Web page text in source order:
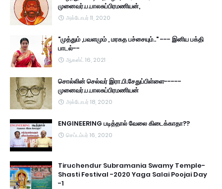
முனைவர்.ப.பாலசுப்பிரமணியன்,
அக்டோபர் 11, 2020
"முத்தும் ,பவளமும் , மரகத பச்சையும்.." --- இனிய பக்தி
பாடல்--
ஆகஸ்ட் 16, 2021
சொல்லின் செல்வர் இரா.பி.சேதுப்பிள்ளை-----
முனைவர்.ப.பாலசுப்பிரமணியன்
அக்டோபர் 18, 2020
ENGINEERING படித்தால் வேலை கிடைக்காதா??
செப்டம்பர் 16, 2020
Tiruchendur Subramania Swamy Temple-
Shasti Festival -2020 Yaga Salai Poojai Day
-1